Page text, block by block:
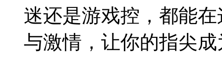
迷还是游戏控，都能
与激情，让你的指尖